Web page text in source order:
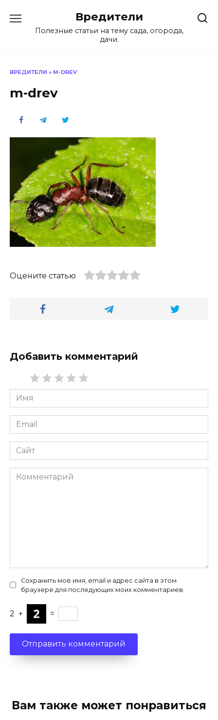
содержанию
Вредители
Полезные статьи на тему сада, огорода,
дачи.
ВРЕДИТЕЛИ » M-DREV
m-drev
Оцените статью
Добавить комментарий
Имя
*
Email
*
Сайт
Комментарий
Сохранить моё имя, email и адрес сайта в этом
браузере для последующих моих комментариев.
2 + =
Вам также может понравиться